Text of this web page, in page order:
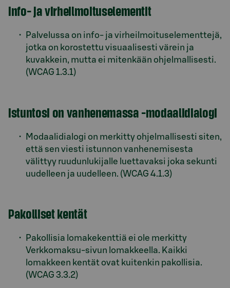
Info- ja virheilmoituselementit
Palvelussa on info- ja virheilmoituselementtejä,
jotka on korostettu visuaalisesti värein ja
kuvakkein, mutta ei mitenkään ohjelmallisesti.
(WCAG 1.3.1)
Istuntosi on vanhenemassa -modaalidialogi
Modaalidialogi on merkitty ohjelmallisesti siten,
että sen viesti istunnon vanhenemisesta
välittyy ruudunlukijalle luettavaksi joka sekunti
uudelleen ja uudelleen. (WCAG 4.1.3)
Pakolliset kentät
Pakollisia lomakekenttiä ei ole merkitty
Verkkomaksu-sivun lomakkeella. Kaikki
lomakkeen kentät ovat kuitenkin pakollisia.
(WCAG 3.3.2)